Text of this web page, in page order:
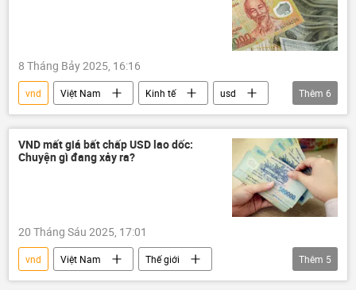
8 Tháng Bảy 2025, 16:16
vnd Việt Nam Kinh tế
usd
Đồng dollar
Ngân hàng Nhà nước
Ngân hàng Nhà nước VN
Bộ Tư pháp
Bộ Tài Chính VN
Thêm 6
VND mất giá bất chấp USD lao dốc:
Chuyện gì đang xảy ra?
20 Tháng Sáu 2025, 17:01
vnd Việt Nam
Thế giới
ngân hàng
Ngân hàng Nhà nước
Thêm 5